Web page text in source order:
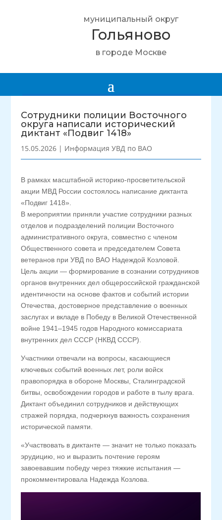
муниципальный округ
Гольяново
в городе Москве
Сотрудники полиции Восточного
округа написали исторический
диктант «Подвиг 1418»
15.05.2026 | Информация УВД по ВАО
В рамках масштабной историко-просветительской
акции МВД России состоялось написание диктанта
«Подвиг 1418».
В мероприятии приняли участие сотрудники разных
отделов и подразделений полиции Восточного
административного округа, совместно с членом
Общественного совета и председателем Совета
ветеранов при УВД по ВАО Надеждой Козловой.
Цель акции — формирование в сознании сотрудников
органов внутренних дел общероссийской гражданской
идентичности на основе фактов и событий истории
Отечества, достоверное представление о военных
заслугах и вкладе в Победу в Великой Отечественной
войне 1941–1945 годов Народного комиссариата
внутренних дел СССР (НКВД СССР).
Участники отвечали на вопросы, касающиеся
ключевых событий военных лет, роли войск
правопорядка в обороне Москвы, Сталинградской
битвы, освобождении городов и работе в тылу врага.
Диктант объединил сотрудников и действующих
стражей порядка, подчеркнув важность сохранения
исторической памяти.
«Участвовать в диктанте — значит не только показать
эрудицию, но и выразить почтение героям
завоевавшим победу через тяжкие испытания —
прокомментировала Надежда Козлова.